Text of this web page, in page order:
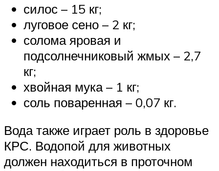
силос – 15 кг;
луговое сено – 2 кг;
солома яровая и
подсолнечниковый жмых – 2,7
кг;
хвойная мука – 1 кг;
соль поваренная – 0,07 кг.
Вода также играет роль в здоровье
КРС. Водопой для животных
должен находиться в проточном